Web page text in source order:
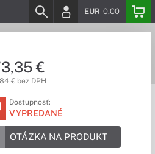
EUR 0,00
€
€ bez DPH
Dostupnosť:
VYPREDANÉ
OTÁZKA NA PRODUKT